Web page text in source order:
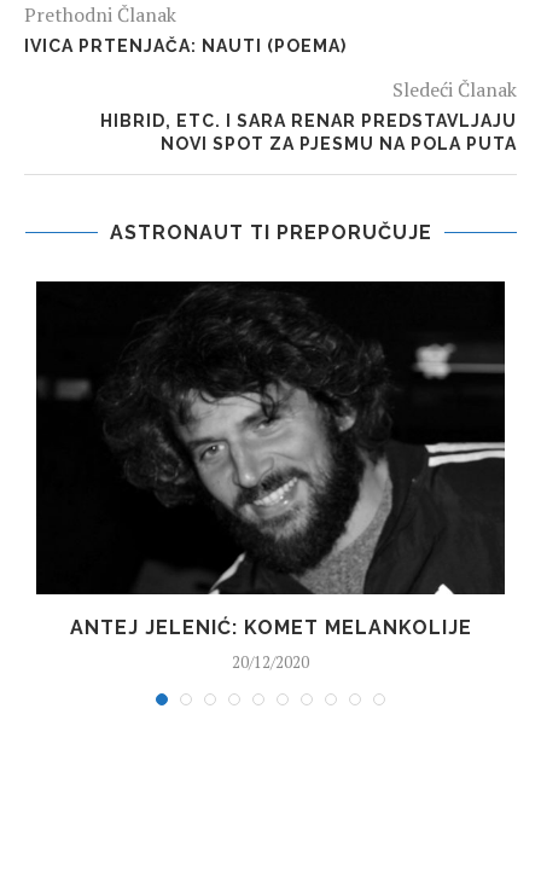
Prethodni Članak
IVICA PRTENJAČA: NAUTI (POEMA)
Sledeći Članak
HIBRID, ETC. I SARA RENAR PREDSTAVLJAJU
NOVI SPOT ZA PJESMU NA POLA PUTA
ASTRONAUT TI PREPORUČUJE
ANTEJ JELENIĆ: KOMET MELANKOLIJE
20/12/2020